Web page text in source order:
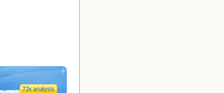
72x analysis